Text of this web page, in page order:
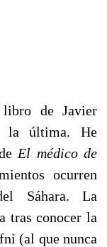
de Javier
la última. He
El médico de
ocurren
Sáhara. La
tras conocer la
(al que nunca